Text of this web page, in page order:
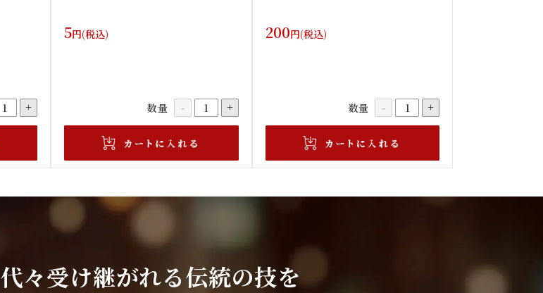
+
5円(税込)
数量 - +
200円(税込)
数量 - +
代々受け継がれる伝統の技を